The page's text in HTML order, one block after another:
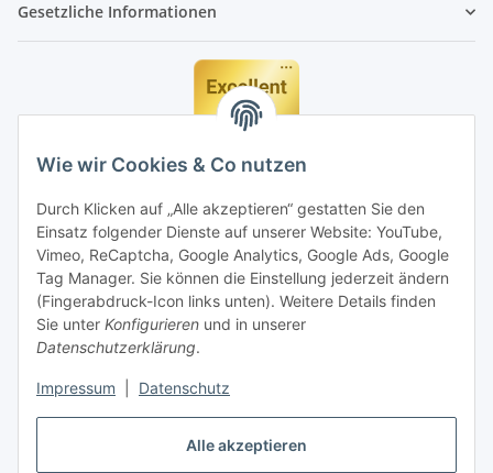
Alle akzeptieren
Wie wir Cookies & Co nutzen
Durch Klicken auf „Alle akzeptieren“ gestatten Sie den
Einsatz folgender Dienste auf unserer Website: YouTube,
Vimeo, ReCaptcha, Google Analytics, Google Ads, Google
Tag Manager. Sie können die Einstellung jederzeit ändern
(Fingerabdruck-Icon links unten). Weitere Details finden
Sie unter Konfigurieren und in unserer
Datenschutzerklärung.
Impressum Datenschutz
Gesetzliche Informationen